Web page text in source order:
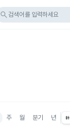
search 검색어를 입력하세요
주 월 분기 년